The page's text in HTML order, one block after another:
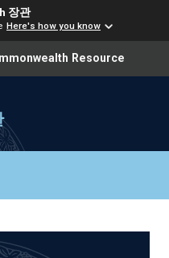
장관
Here's how you know
please ensure
Resource